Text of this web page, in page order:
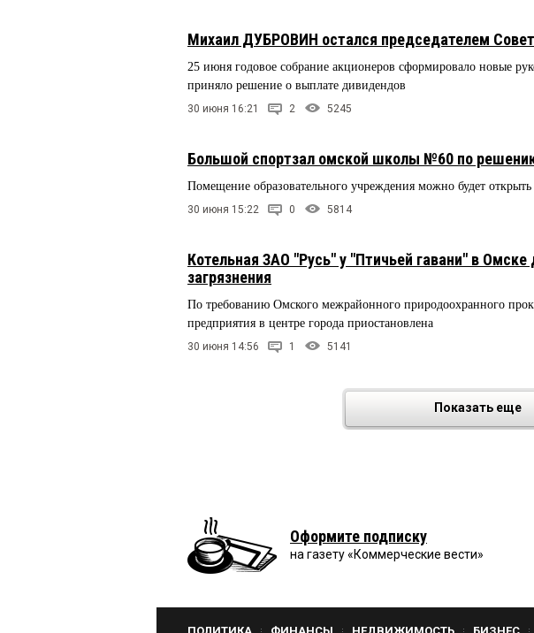
Михаил ДУБРОВИН остался председателем
25 июня годовое собрание акционеров сформировало новые
приняло решение о выплате дивидендов
30 июня 16:21 2 5245
Большой спортзал омской школы №60 по
Помещение образовательного учреждения можно будет открыть
30 июня 15:22 0 5814
Котельная ЗАО "Русь" у "Птичьей гавани" в
загрязнения
По требованию Омского межрайонного природоохранного
предприятия в центре города приостановлена
30 июня 14:56 1 5141
Показать еще
Оформите подписку
на газету «Коммерческие вести»